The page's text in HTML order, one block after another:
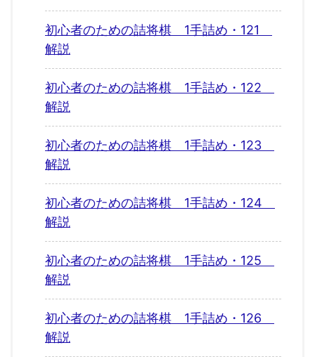
初心者のための詰将棋 1手詰め・121
解説
初心者のための詰将棋 1手詰め・122
解説
初心者のための詰将棋 1手詰め・123
解説
初心者のための詰将棋 1手詰め・124
解説
初心者のための詰将棋 1手詰め・125
解説
初心者のための詰将棋 1手詰め・126
解説